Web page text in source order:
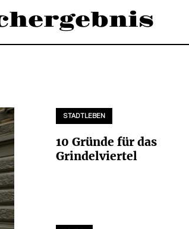
STADTLEBEN
10 Gründe für das
Grindelviertel